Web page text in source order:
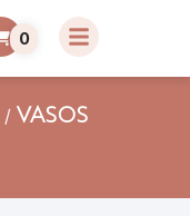
0
/ VASOS